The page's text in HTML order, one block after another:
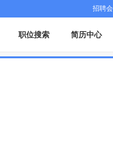
招聘会
职位搜索 简历中心